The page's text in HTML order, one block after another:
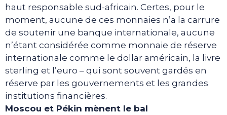
haut responsable sud-africain. Certes, pour le
moment, aucune de ces monnaies n’a la carrure
de soutenir une banque internationale, aucune
n’étant considérée comme monnaie de réserve
internationale comme le dollar américain, la livre
sterling et l’euro – qui sont souvent gardés en
réserve par les gouvernements et les grandes
institutions financières.
Moscou et Pékin mènent le bal